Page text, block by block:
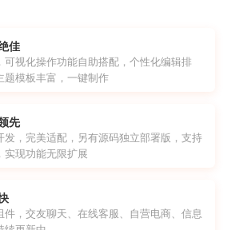
佳
可视化操作功能自助搭配，个性化编辑排
题模板丰富，一键制作
先
发，完美适配，另有源码独立部署版，支持
实现功能无限扩展
件，交友聊天、在线客服、自营电商、信息